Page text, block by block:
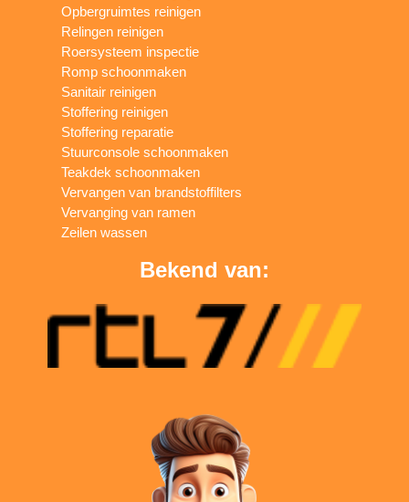
Opbergruimtes reinigen
Relingen reinigen
Roersysteem inspectie
Romp schoonmaken
Sanitair reinigen
Stoffering reinigen
Stoffering reparatie
Stuurconsole schoonmaken
Teakdek schoonmaken
Vervangen van brandstoffilters
Vervanging van ramen
Zeilen wassen
Bekend van: